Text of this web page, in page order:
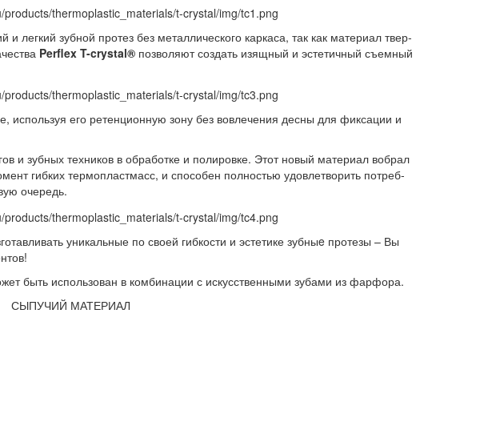
и лег­кий зуб­ной про­тез без ме­тал­ли­че­ско­го кар­ка­са, так как ма­те­ри­ал твер­
Perflex T-crystal® поз­во­ля­ют со­здать изящ­ный и эс­те­тич­ный съем­ный
ис­поль­зуя его ре­тен­ци­он­ную зо­ну без во­вле­че­ния дес­ны для фик­са­ции и
и зуб­ных тех­ни­ков в об­ра­бот­ке и по­ли­ров­ке. Этот но­вый ма­те­ри­ал во­брал
гиб­ких тер­мо­пласт­масс, и спо­со­бен пол­но­стью удо­вле­тво­рить по­треб­
оче­редь.
уни­каль­ные по сво­ей гиб­ко­сти и эс­те­ти­ке зуб­ныe про­те­зы – Вы
быть ис­поль­зо­ван в ком­би­на­ции с ис­кус­ствен­ны­ми зу­ба­ми из фар­фо­ра.
СЫПУЧИЙ МАТЕРИАЛ